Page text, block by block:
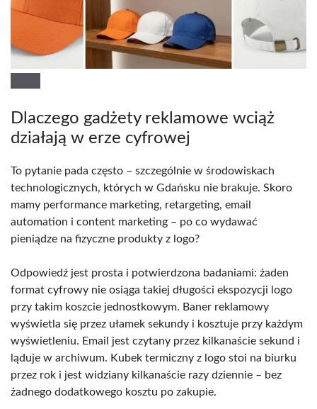
Dlaczego gadżety reklamowe wciąż
działają w erze cyfrowej
To pytanie pada często – szczególnie w środowiskach
technologicznych, których w Gdańsku nie brakuje. Skoro
mamy performance marketing, retargeting, email
automation i content marketing – po co wydawać
pieniądze na fizyczne produkty z logo?
Odpowiedź jest prosta i potwierdzona badaniami: żaden
format cyfrowy nie osiąga takiej długości ekspozycji logo
przy takim koszcie jednostkowym. Baner reklamowy
wyświetla się przez ułamek sekundy i kosztuje przy każdym
wyświetleniu. Email jest czytany przez kilkanaście sekund i
ląduje w archiwum. Kubek termiczny z logo stoi na biurku
przez rok i jest widziany kilkanaście razy dziennie – bez
żadnego dodatkowego kosztu po zakupie.